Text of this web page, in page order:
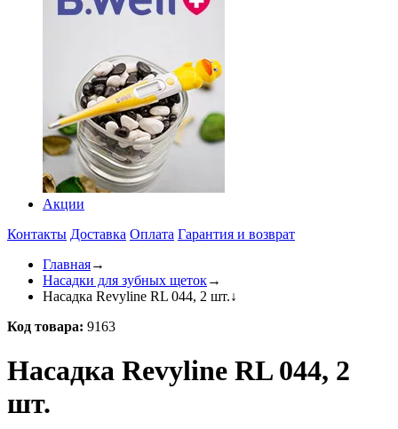
Акции
Контакты Доставка Оплата Гарантия и возврат
Главная→
Насадки для зубных щеток→
Насадка Revyline RL 044, 2 шт.↓
Код товара: 9163
Насадка Revyline RL 044, 2
шт.